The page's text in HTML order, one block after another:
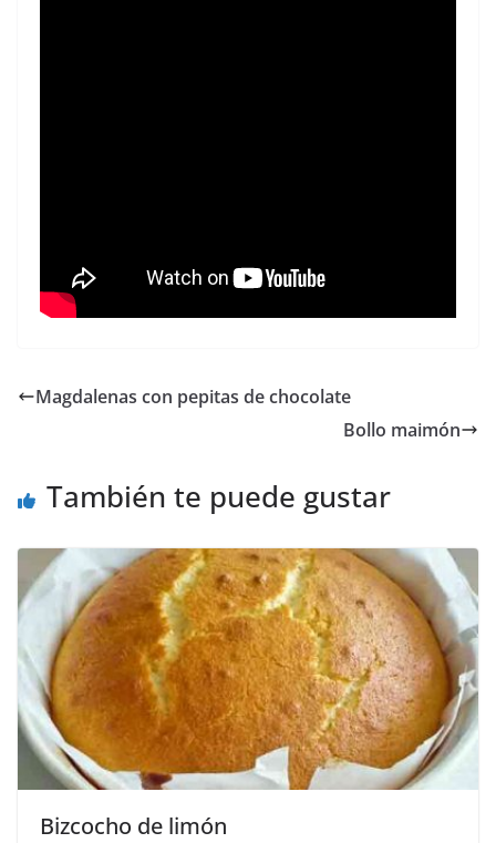
Magdalenas con pepitas de chocolate
Bollo maimón
También te puede gustar
Bizcocho de limón